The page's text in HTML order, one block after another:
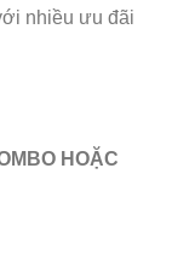
nhiều ưu đãi
HOẶC